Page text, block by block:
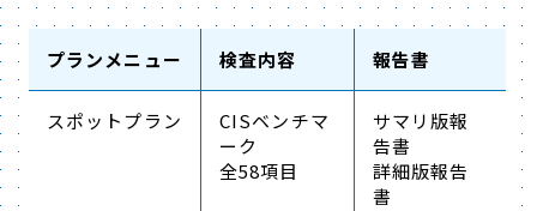
プランメニュー 検査内容 報告書
スポットプラン
CISベンチマ
ーク
全58項目
サマリ版報
告書
詳細版報告
書